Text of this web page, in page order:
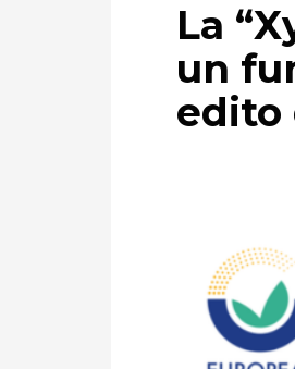
La
un
edito